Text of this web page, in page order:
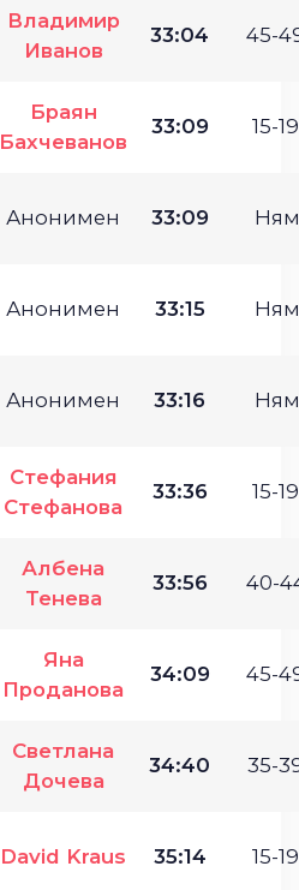
Владимир
Иванов
33:04 45-
Браян
Бахчеванов
33:09 15-
Анонимен 33:09
Анонимен 33:15
Анонимен 33:16
Стефания
Стефанова
33:36 15-
Албена
Тенева
33:56 40-
Яна
Проданова
34:09 45-
Светлана
Дочева
34:40 35-
David Kraus 35:14 15-